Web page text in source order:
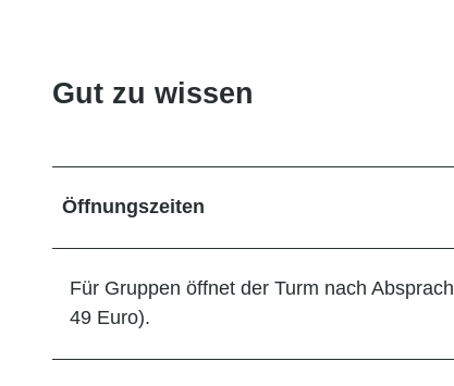
Gut zu wissen
Öffnungszeiten
Für Gruppen öffnet der Turm nach
49 Euro).